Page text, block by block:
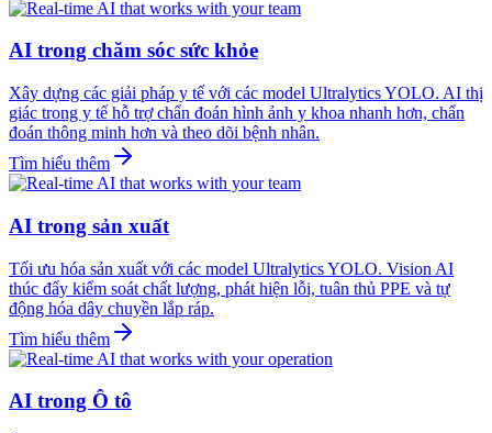
AI trong chăm sóc sức khỏe
Xây dựng các giải pháp y tế với các model Ultralytics YOLO. AI thị
giác trong y tế hỗ trợ chẩn đoán hình ảnh y khoa nhanh hơn, chẩn
đoán thông minh hơn và theo dõi bệnh nhân.
Tìm hiểu thêm
AI trong sản xuất
Tối ưu hóa sản xuất với các model Ultralytics YOLO. Vision AI
thúc đẩy kiểm soát chất lượng, phát hiện lỗi, tuân thủ PPE và tự
động hóa dây chuyền lắp ráp.
Tìm hiểu thêm
AI trong Ô tô